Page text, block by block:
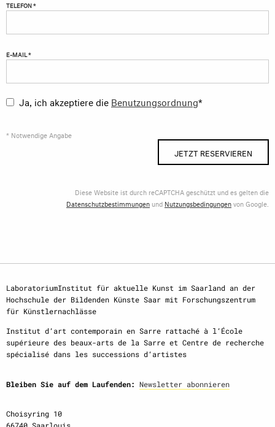
TELEFON *
E-MAIL *
Ja, ich akzeptiere die Benutzungsordnung*
* Notwendige Angabe
JETZT RESERVIEREN
Diese Website ist durch reCAPTCHA geschützt und es gelten die
Datenschutzbestimmungen und Nutzungsbedingungenvon Google.
LaboratoriumInstitut für aktuelle Kunst im Saarland an der
Hochschule der Bildenden Künste Saar mit Forschungszentrum
für Künstlernachlässe
Institut d‘art contemporain en Sarre rattaché à l‘École
supérieure des beaux-arts de la Sarre et Centre de recherche
spécialisé dans les successions d‘artistes
Bleiben Sie auf dem Laufenden: Newsletter abonnieren
Choisyring 10